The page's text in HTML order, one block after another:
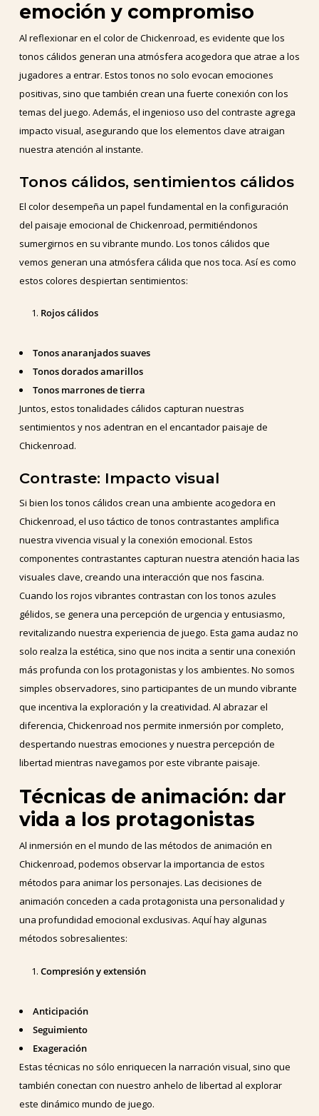
emoción y compromiso
Al reflexionar en el color de Chickenroad, es evidente que los
tonos cálidos generan una atmósfera acogedora que atrae a los
jugadores a entrar. Estos tonos no solo evocan emociones
positivas, sino que también crean una fuerte conexión con los
temas del juego. Además, el ingenioso uso del contraste agrega
impacto visual, asegurando que los elementos clave atraigan
nuestra atención al instante.
Tonos cálidos, sentimientos cálidos
El color desempeña un papel fundamental en la configuración
del paisaje emocional de Chickenroad, permitiéndonos
sumergirnos en su vibrante mundo. Los tonos cálidos que
vemos generan una atmósfera cálida que nos toca. Así es como
estos colores despiertan sentimientos:
Rojos cálidos
Tonos anaranjados suaves
Tonos dorados amarillos
Tonos marrones de tierra
Juntos, estos tonalidades cálidos capturan nuestras
sentimientos y nos adentran en el encantador paisaje de
Chickenroad.
Contraste: Impacto visual
Si bien los tonos cálidos crean una ambiente acogedora en
Chickenroad, el uso táctico de tonos contrastantes amplifica
nuestra vivencia visual y la conexión emocional. Estos
componentes contrastantes capturan nuestra atención hacia las
visuales clave, creando una interacción que nos fascina.
Cuando los rojos vibrantes contrastan con los tonos azules
gélidos, se genera una percepción de urgencia y entusiasmo,
revitalizando nuestra experiencia de juego. Esta gama audaz no
solo realza la estética, sino que nos incita a sentir una conexión
más profunda con los protagonistas y los ambientes. No somos
simples observadores, sino participantes de un mundo vibrante
que incentiva la exploración y la creatividad. Al abrazar el
diferencia, Chickenroad nos permite inmersión por completo,
despertando nuestras emociones y nuestra percepción de
libertad mientras navegamos por este vibrante paisaje.
Técnicas de animación: dar
vida a los protagonistas
Al inmersión en el mundo de las métodos de animación en
Chickenroad, podemos observar la importancia de estos
métodos para animar los personajes. Las decisiones de
animación conceden a cada protagonista una personalidad y
una profundidad emocional exclusivas. Aquí hay algunas
métodos sobresalientes:
Compresión y extensión
Anticipación
Seguimiento
Exageración
Estas técnicas no sólo enriquecen la narración visual, sino que
también conectan con nuestro anhelo de libertad al explorar
este dinámico mundo de juego.